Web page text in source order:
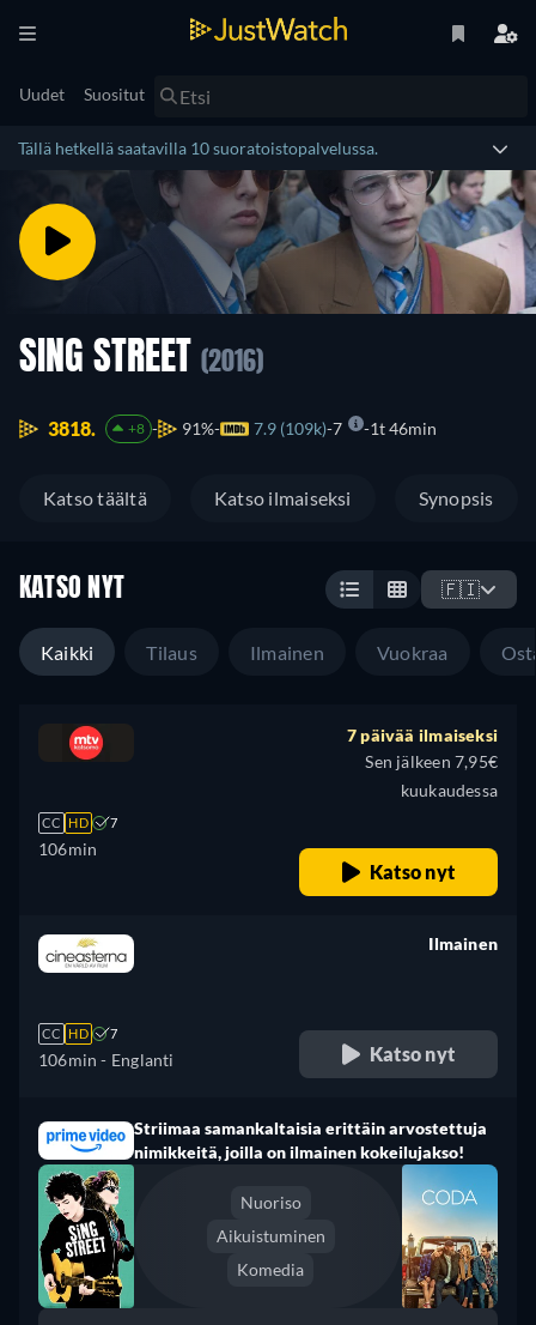
Uudet Suositut
Tällä hetkellä saatavilla 10 suoratoistopalvelussa.
SING STREET (2016)
3818. +8 91% 7.9 (109k) 7 1t 46min
Katso täältä Katso ilmaiseksi Synopsis
KATSO NYT 🇫🇮
Kaikki Tilaus Ilmainen Vuokraa
CC HD 7
106min
7 päivää ilmaiseksi
Sen jälkeen 7,95€
kuukaudessa
Katso nyt
CC HD 7
106min - Englanti
Ilmainen
Katso nyt
Striimaa samankaltaisia erittäin arvostettuja
nimikkeitä, joilla on ilmainen kokeilujakso!
Nuoriso
Aikuistuminen
Komedia